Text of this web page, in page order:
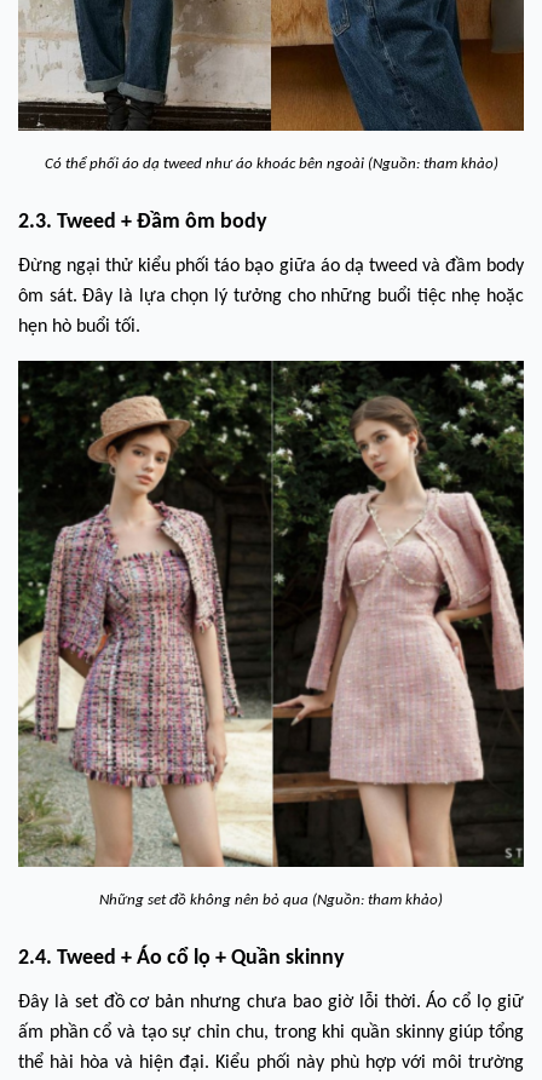
Có thể phối áo dạ tweed như áo khoác bên ngoài (Nguồn: tham khảo)
2.3. Tweed + Đầm ôm body
Đừng ngại thử kiểu phối táo bạo giữa áo dạ tweed và đầm body
ôm sát. Đây là lựa chọn lý tưởng cho những buổi tiệc nhẹ hoặc
hẹn hò buổi tối.
Những set đồ không nên bỏ qua (Nguồn: tham khảo)
2.4. Tweed + Áo cổ lọ + Quần skinny
Đây là set đồ cơ bản nhưng chưa bao giờ lỗi thời. Áo cổ lọ giữ
ấm phần cổ và tạo sự chỉn chu, trong khi quần skinny giúp tổng
thể hài hòa và hiện đại. Kiểu phối này phù hợp với môi trường